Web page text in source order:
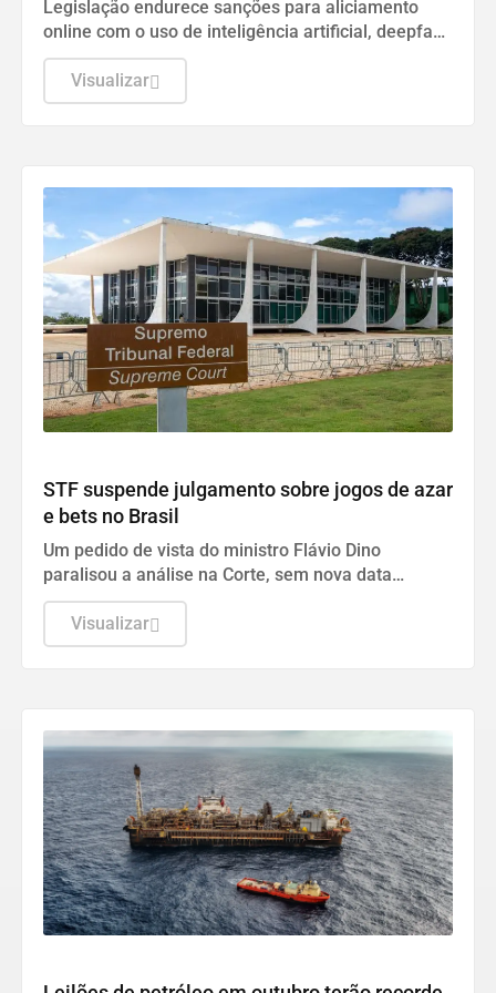
Legislação endurece sanções para aliciamento
online com o uso de inteligência artificial, deepfake
e perfis falsos.
Visualizar
STF suspende julgamento sobre jogos de azar
e bets no Brasil
Um pedido de vista do ministro Flávio Dino
paralisou a análise na Corte, sem nova data
estipulada para o retorno.
Visualizar